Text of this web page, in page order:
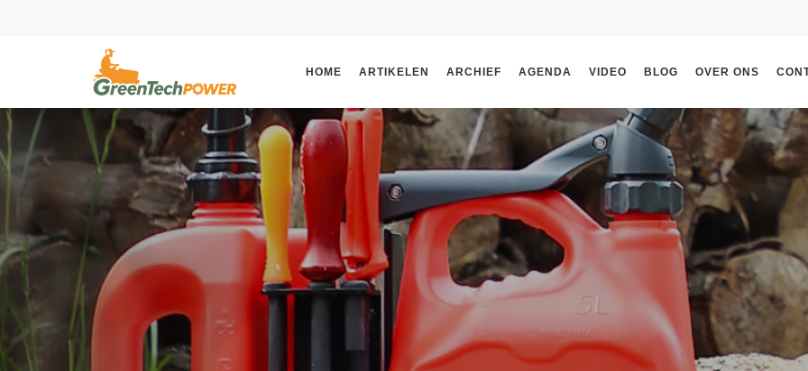
HOME ARTIKELEN ARCHIEF AGENDA VIDEO BLOG OVER ONS